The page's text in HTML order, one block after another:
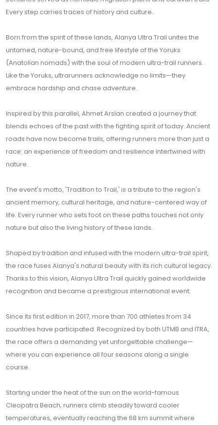
Every step carries traces of history and culture.
Born from the spirit of these lands, Alanya Ultra Trail unites the
untamed, nature-bound, and free lifestyle of the Yoruks
(Anatolian nomads) with the soul of modern ultra-trail runners.
Like the Yoruks, ultrarunners acknowledge no limits—they
embrace hardship and chase adventure.
Inspired by this parallel, Ahmet Arslan created a journey that
blends echoes of the past with the fighting spirit of today. Ancient
roads have now become trails, offering runners more than just a
race: an experience of freedom and resilience intertwined with
nature.
The event's motto, 'Tradition to Trail,' is a tribute to the region's
ancient memory, cultural heritage, and nature-centered way of
life. Every runner who sets foot on these paths touches not only
nature but also the living history of these lands.
Shaped by tradition and infused with the modern ultra-trail spirit,
the race fuses Alanya's natural beauty with its rich cultural legacy.
Thanks to this vision, Alanya Ultra Trail quickly gained worldwide
recognition and became a prestigious international event.
Since its first edition in 2017, more than 700 athletes from 34
countries have participated. Recognized by both UTMB and ITRA,
the race offers a demanding yet unforgettable challenge—
where you can experience all four seasons along a single
course.
Starting under the heat of the sun on the world-famous
Cleopatra Beach, runners climb steadily toward cooler
temperatures, eventually reaching the 68 km summit where